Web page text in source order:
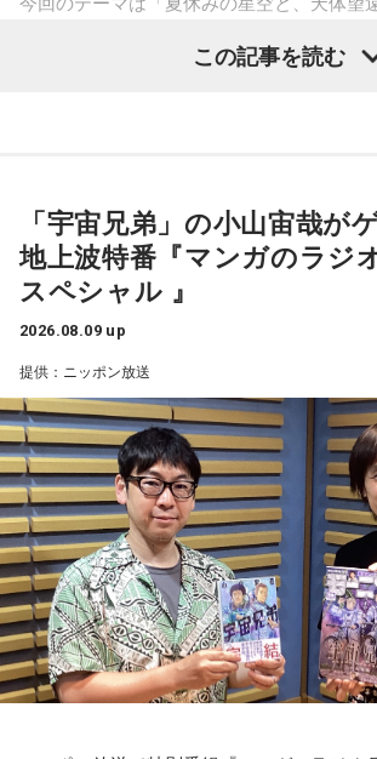
子どもの頃に見上げた夜空、友達と過ごし
今回紹介されたのは、ラジオネーム「雪見
ら届いたStory。
子どもの頃、甲府市愛宕町にある県立科学
タリウムを見ることを楽しみにしていたと
まります。
小学4年生の頃、隣の席だった友人K君から
遠鏡を買ってもらったから、夏休みに泊ま
誘われたことが、大切な記憶として残って
友人たちと夜更かしをしながら、大きな天
星空。
「あれが北斗七星」「あっちが○○座だよ」
この記事を読む
「宇宙兄弟」の小山宙哉が
地上波特番『マンガのラジ
スペシャル 』
2026.08.09 up
提供：ニッポン放送